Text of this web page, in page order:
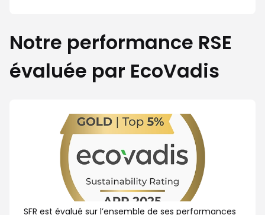
Notre performance RSE
évaluée par EcoVadis
SFR est évalué sur l’ensemble de ses performances